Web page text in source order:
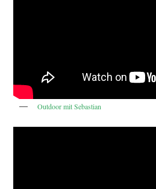
Outdoor mit Sebastian